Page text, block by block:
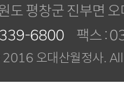
도 평창군 진부면
6800 팩스 :
오대산월정사.